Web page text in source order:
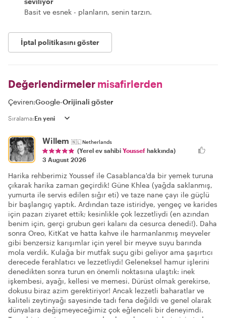
Basit ve esnek - planların, senin tarzın.
İptal politikasını göster
Değerlendirmeler misafirlerden
Çeviren:Google-Orijinali göster
Sıralama:
Willem 🇳🇱Netherlands
(Yerel ev sahibi Youssef hakkında)
3 August 2026
Harika rehberimiz Youssef ile Casablanca'da bir yemek turuna
çıkarak harika zaman geçirdik! Güne Khlea (yağda saklanmış,
yumurta ile servis edilen sığır eti) ve taze nane çayı ile güçlü
bir başlangıç yaptık. Ardından taze istiridye, yengeç ve karides
için pazarı ziyaret ettik; kesinlikle çok lezzetliydi (en azından
benim için, gerçi grubun geri kalanı da cesurca denedi!). Daha
sonra Oreo, KitKat ve hatta kahve ile harmanlanmış meyveler
gibi benzersiz karışımlar için yerel bir meyve suyu barında
mola verdik. Kulağa bir mutfak suçu gibi geliyor ama şaşırtıcı
derecede ferahlatıcı ve lezzetliydi! Geleneksel hamur işlerini
denedikten sonra turun en önemli noktasına ulaştık: inek
işkembesi, ayağı, kellesi ve memesi. Dürüst olmak gerekirse,
dokusu biraz azim gerektiriyor! Ancak lezzetli baharatlar ve
kaliteli zeytinyağı sayesinde tadı fena değildi ve genel olarak
dünyalara değişmeyeceğimiz çok eğlenceli bir deneyimdi.